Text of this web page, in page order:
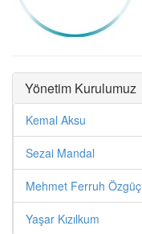
Yönetim Kurulumuz
Kemal Aksu
Sezai Mandal
Mehmet Ferruh Özgüç
Yaşar Kızılkum